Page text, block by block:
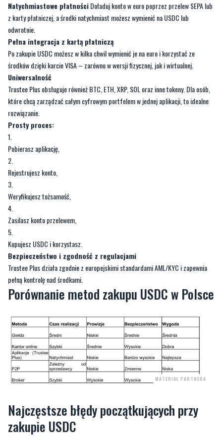
Natychmiastowe płatnościDoładuj konto w euro poprzez przelew SEPA lub
z karty płatniczej, a środki natychmiast możesz wymienić na USDC lub
odwrotnie.
Pełna integracja z kartą płatniczą
Po zakupie USDC możesz w kilka chwil wymienić je na euro i korzystać ze
środków dzięki karcie VISA – zarówno w wersji fizycznej, jak i wirtualnej.
Uniwersalność
Trustee Plus obsługuje również BTC, ETH, XRP, SOL oraz inne tokeny. Dla osób,
które chcą zarządzać całym cyfrowym portfelem w jednej aplikacji, to idealne
rozwiązanie.
Prosty proces:
Pobierasz aplikację,
Rejestrujesz konto,
Weryfikujesz tożsamość,
Zasilasz konto przelewem,
Kupujesz USDC i korzystasz.
Bezpieczeństwo i zgodność z regulacjami
Trustee Plus działa zgodnie z europejskimi standardami AML/KYC i zapewnia
pełną kontrolę nad środkami.
Porównanie metod zakupu USDC w Polsce
MATERIAŁ PARTNERA
Najczęstsze błędy początkujących przy
zakupie USDC